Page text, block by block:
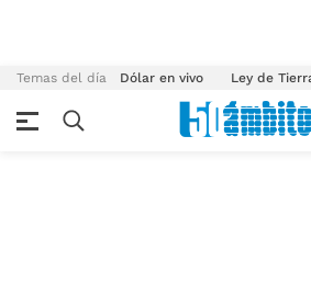
Temas del día Dólar en vivo Ley de